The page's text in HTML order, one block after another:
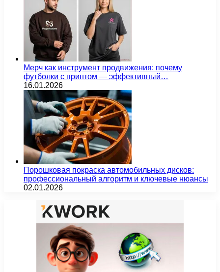
Мерч как инструмент продвижения: почему
футболки с принтом — эффективный…
16.01.2026
Порошковая покраска автомобильных дисков:
профессиональный алгоритм и ключевые нюансы
02.01.2026